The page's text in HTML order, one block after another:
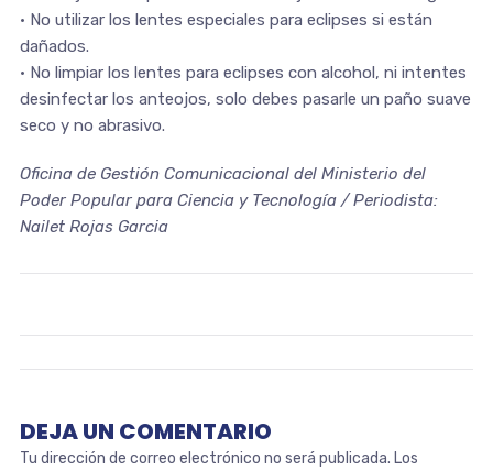
• No utilizar los lentes especiales para eclipses si están
dañados.
• No limpiar los lentes para eclipses con alcohol, ni intentes
desinfectar los anteojos, solo debes pasarle un paño suave
seco y no abrasivo.
Oficina de Gestión Comunicacional del Ministerio del
Poder Popular para Ciencia y Tecnología / Periodista:
Nailet Rojas Garcia
DEJA UN COMENTARIO
Tu dirección de correo electrónico no será publicada. Los